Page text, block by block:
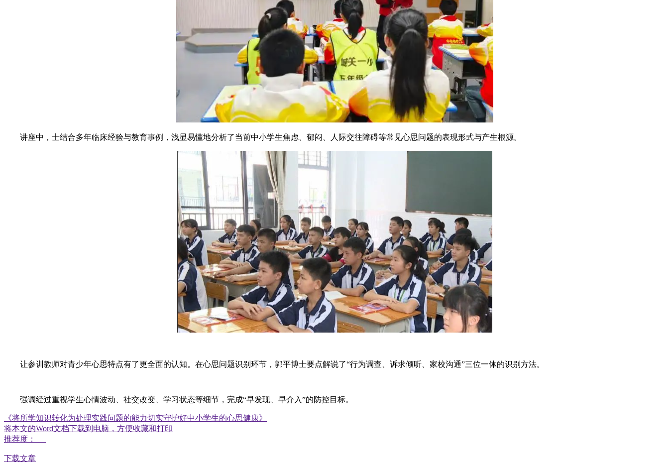
讲座中，士结合多年临床经验与教育事例，浅显易懂地分析了当前中小学生焦虑、郁闷、人际交往障碍等常见心思问题的表现形式与产生根源。
让参训教师对青少年心思特点有了更全面的认知。在心思问题识别环节，郭平博士要点解说了“行为调查、诉求倾听、家校沟通”三位一体的识别方法。
强调经过重视学生心情波动、社交改变、学习状态等细节，完成“早发现、早介入”的防控目标。
《将所学知识转化为处理实践问题的能力切实守护好中小学生的心思健康》
将本文的Word文档下载到电脑，方便收藏和打印
推荐度：
下载文章